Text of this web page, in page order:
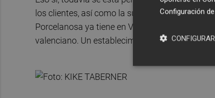
los clientes, así como la superficie que se
Porcelanosa ya tiene en València un local en
valenciano. Un establecimiento que
Configuración
CONFIGURAR